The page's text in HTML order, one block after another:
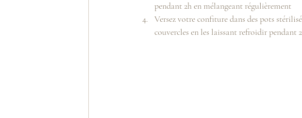
pendant 2h en mélangeant régulièrement
Versez votre confiture dans des pots
couvercles en les laissant refroidir pendant